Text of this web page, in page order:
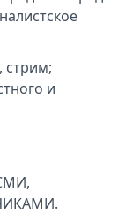
стрим;
и